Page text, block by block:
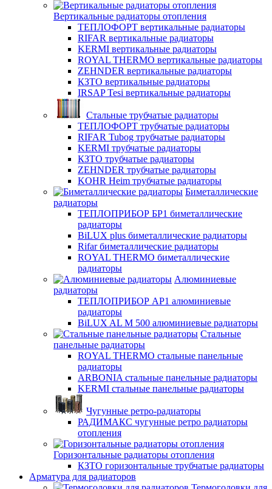
Вертикальные радиаторы отопления
ТЕПЛОФОРТ вертикальные радиаторы
RIFAR вертикальные радиаторы
KERMI вертикальные радиаторы
ROYAL THERMO вертикальные радиаторы
ZEHNDER вертикальные радиаторы
КЗТО вертикальные радиаторы
IRSAP Tesi вертикальные радиаторы
Стальные трубчатые радиаторы
ТЕПЛОФОРТ трубчатые радиаторы
RIFAR Tubog трубчатые радиаторы
KERMI трубчатые радиаторы
КЗТО трубчатые радиаторы
ZEHNDER трубчатые радиаторы
KOHR Heim трубчатые радиаторы
Биметаллические
радиаторы
ТЕПЛОПРИБОР БР1 биметаллические
радиаторы
BiLUX plus биметаллические радиаторы
Rifar биметаллические радиаторы
ROYAL THERMO биметаллические
радиаторы
Алюминиевые
радиаторы
ТЕПЛОПРИБОР АР1 алюминиевые
радиаторы
BiLUX AL M 500 алюминиевые радиаторы
Стальные
панельные радиаторы
ROYAL THERMO стальные панельные
радиаторы
ARBONIA стальные панельные радиаторы
KERMI стальные панельные радиаторы
Чугунные ретро-радиаторы
РАДИМАКС чугунные ретро радиаторы
отопления
Горизонтальные радиаторы отопления
КЗТО горизонтальные трубчатые радиаторы
Арматура для радиаторов